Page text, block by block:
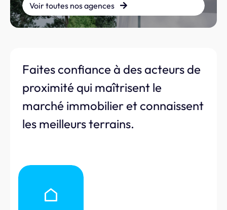
Voir toutes nos agences
Faites confiance à des acteurs de
proximité qui maîtrisent le
marché immobilier et connaissent
les meilleurs terrains.